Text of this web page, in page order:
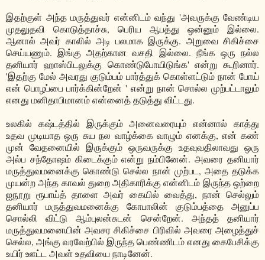
இதற்குள் அந்த மருத்துவர் என்னிடம் வந்து 'அவருக்கு வேண்டிய
முதலுதவி கொடுத்தாச்சு, பெரிய ஆபத்து ஒன்னும் இல்லை.
ஆனால் அவர் காலில் அடி பலமாக இருக்கு. அறுவை சிகிச்சை
செய்யணும். இங்கு அதற்கான வசதி இல்லை. நீங்க ஒரு நல்ல
தனியார் ஹாஸ்பிடலுக்கு கொண்டுபோயிடுங்க' என்று கூறினார்.
'இதற்கு மேல் அவரது குடும்பம் பார்த்துக் கொள்ளட்டும் நான் போய்
என் பொழப்பை பார்க்கின்றேன் ' என்று நான் சொல்ல முற்பட்டாலும்
எனது மனிதாபிமானம் என்னைத் தடுத்து விட்டது.
உலகில் கஷ்டத்தில் இருக்கும் அனைவரையும் என்னால் காத்து
உதவ முடியாத ஒரு சுய நல வாழ்க்கை வாழும் எனக்கு, என் கண்
முன் வேதனையில் இருக்கும் ஒருவருக்கு உதவுவதிலாவது ஒரு
அல்ப சந்தோஷம் கிடைக்கும் என்று நம்பினேன். அவரை தனியார்
மருத்துவமனைக்கு கொண்டு செல்ல நான் முற்பட, அதை தடுக்க
முயன்ற அந்த காவல் துறை அதிகாரிக்கு என்னிடம் இருந்த ஒற்றை
ஐநூறு ரூபாய்த் தாளை அவர் கையில் வைத்து, நான் செல்லும்
தனியார் மருத்துவமனைக்கு கோபாலின் குடும்பத்தை அனுப்ப
சொல்லி விட்டு ஆம்புலன்சுடன் சென்றேன். அந்தத் தனியார்
மருத்துவமனையின் அவசர சிகிச்சை பிரிவில் அவரை அழைத்துச்
செல்ல, அங்கு வரவேற்பில் இருந்த பெண்ணிடம் எனது கைபேசிக்கு
உயிர் ஊட்ட அவள் உதவியை நாடினேன்.